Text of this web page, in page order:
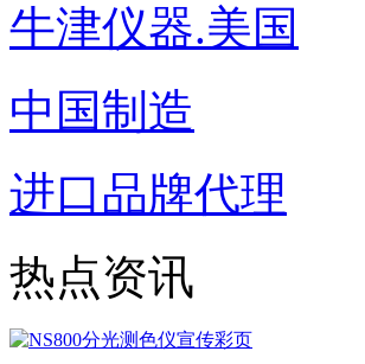
牛津仪器.美国
中国制造
进口品牌代理
热点资讯